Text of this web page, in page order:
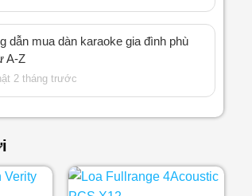
dẫn mua dàn karaoke gia đình phù
A-Z
2 tháng trước